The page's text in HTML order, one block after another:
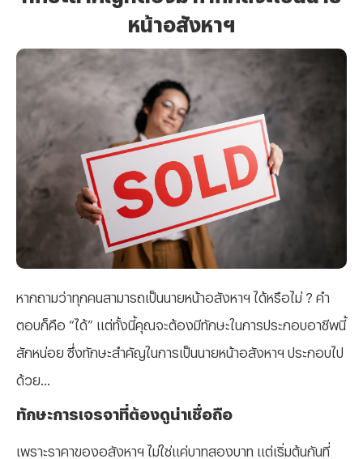
หน้าอสังหาฯ
หากถามว่าทุกคนสามารถเป็นนายหน้าอสังหาฯ ได้หรือไม่ ? คำ
ตอบก็คือ “ได้” แต่ทั้งนี้คุณจะต้องมีทักษะในการประกอบอาชีพนี้
สักหน่อย ซึ่งทักษะสำคัญในการเป็นนายหน้าอสังหาฯ ประกอบไป
ด้วย...
ทักษะการเจรจาที่ต้องดูน่าเชื่อถือ
เพราะราคาของอสังหาฯ ไม่ใช่แค่บาทสองบาท แต่เริ่มต้นกันที่